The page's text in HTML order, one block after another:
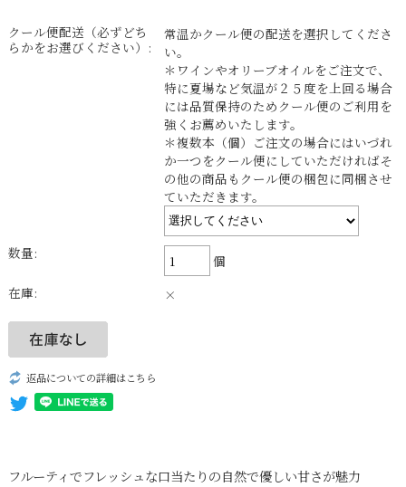
クール便配送（必ずどち
らかをお選びください）:
常温かクール便の配送を選択してくださ
い。
＊ワインやオリーブオイルをご注文で、
特に夏場など気温が２５度を上回る場合
には品質保持のためクール便のご利用を
強くお薦めいたします。
＊複数本（個）ご注文の場合にはいづれ
か一つをクール便にしていただければそ
の他の商品もクール便の梱包に同梱させ
ていただきます。
数量:
個
在庫:
×
返品についての詳細はこちら
フルーティでフレッシュな口当たりの自然で優しい甘さが魅力